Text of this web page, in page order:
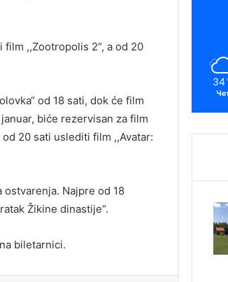
film ,,Zootropolis 2“, a od 20
od 18 sati, dok će film
biće rezervisan za film
20 sati uslediti film ,,Avatar:
ostvarenja. Najpre od 18
Žikine dinastije“.
biletarnici.
34